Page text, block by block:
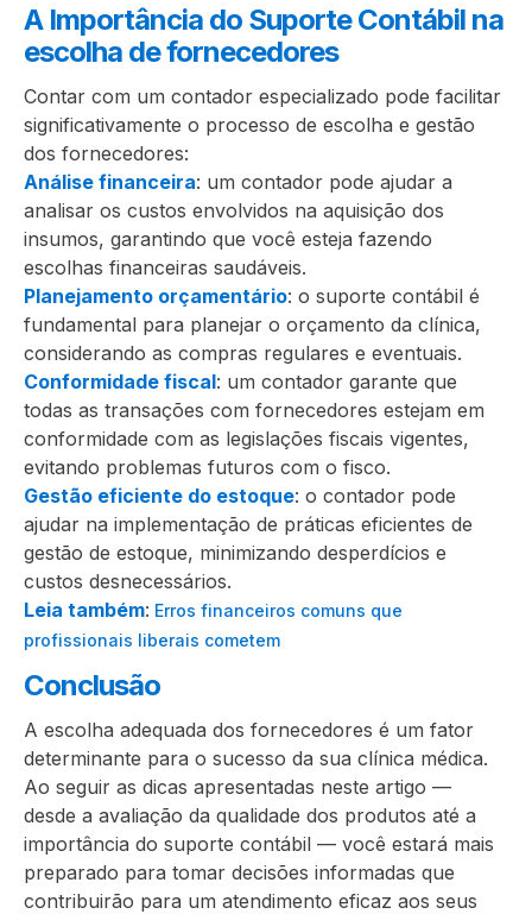
A Importância do Suporte Contábil na
escolha de fornecedores
Contar com um contador especializado pode facilitar
significativamente o processo de escolha e gestão
dos fornecedores:
Análise financeira: um contador pode ajudar a
analisar os custos envolvidos na aquisição dos
insumos, garantindo que você esteja fazendo
escolhas financeiras saudáveis.
Planejamento orçamentário: o suporte contábil é
fundamental para planejar o orçamento da clínica,
considerando as compras regulares e eventuais.
Conformidade fiscal: um contador garante que
todas as transações com fornecedores estejam em
conformidade com as legislações fiscais vigentes,
evitando problemas futuros com o fisco.
Gestão eficiente do estoque: o contador pode
ajudar na implementação de práticas eficientes de
gestão de estoque, minimizando desperdícios e
custos desnecessários.
Leia também: Erros financeiros comuns que
profissionais liberais cometem
Conclusão
A escolha adequada dos fornecedores é um fator
determinante para o sucesso da sua clínica médica.
Ao seguir as dicas apresentadas neste artigo —
desde a avaliação da qualidade dos produtos até a
importância do suporte contábil — você estará mais
preparado para tomar decisões informadas que
contribuirão para um atendimento eficaz aos seus